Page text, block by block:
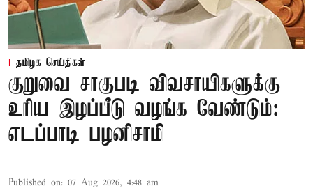
தமிழக செய்திகள்
குறுவை சாகுபடி விவசாயிகளுக்கு
உரிய இழப்பீடு வழங்க வேண்டும்:
எடப்பாடி பழனிசாமி
Published on: 07 Aug 2026, 4:48 am